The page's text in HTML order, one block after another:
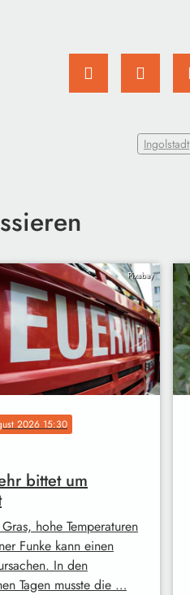
Ingolstadt
Pixabay
2026 15:30
bittet um
hohe Temperaturen
Funke kann einen
In den
Tagen musste die …